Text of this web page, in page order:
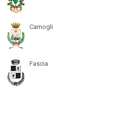
Camogli
Fascia